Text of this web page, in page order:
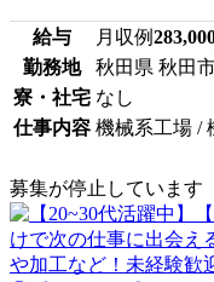
給与 月収例
勤務地
秋田県 秋田
寮・社宅 なし
仕事内容 機械系工場 /
募集が停止しています